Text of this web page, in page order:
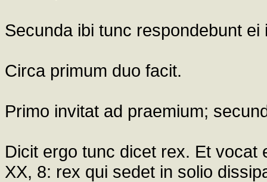
Secunda ibi tunc respondebunt
Circa primum duo facit.
Primo invitat ad praemium;
Dicit ergo tunc dicet rex. Et vocat
XX, 8: rex qui sedet in solio